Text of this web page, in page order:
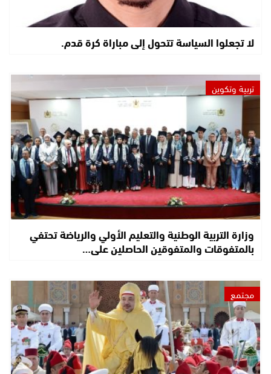
لا تجعلوا السياسة تتحول إلى مباراة كرة قدم.
تربية وتكوين
وزارة التربية الوطنية والتعليم الأولي والرياضة تحتفي
بالمتفوقات والمتفوقين الحاصلين على…
مجتمع